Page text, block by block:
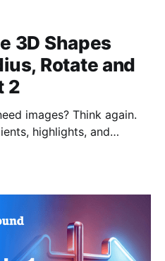
3D Shapes
Rotate and
2
images? Think again.
highlights, and